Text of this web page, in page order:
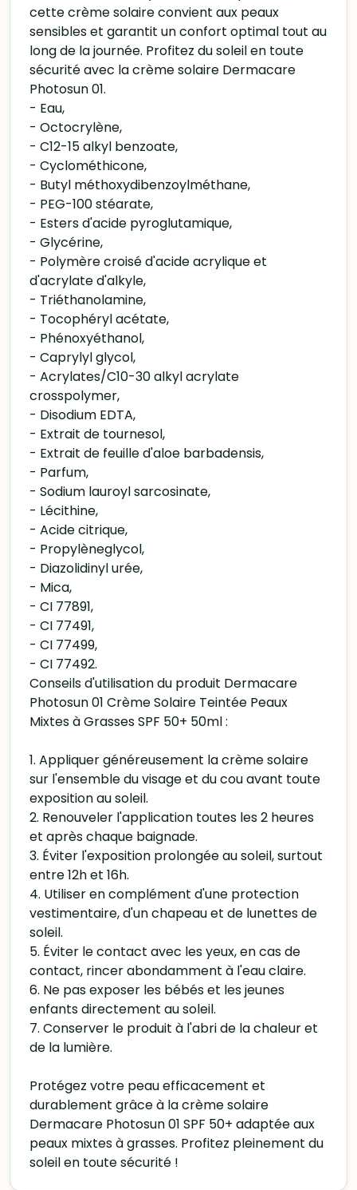
cette crème solaire convient aux peaux
sensibles et garantit un confort optimal tout au
long de la journée. Profitez du soleil en toute
sécurité avec la crème solaire Dermacare
Photosun 01.
- Eau,
- Octocrylène,
- C12-15 alkyl benzoate,
- Cyclométhicone,
- Butyl méthoxydibenzoylméthane,
- PEG-100 stéarate,
- Esters d'acide pyroglutamique,
- Glycérine,
- Polymère croisé d'acide acrylique et
d'acrylate d'alkyle,
- Triéthanolamine,
- Tocophéryl acétate,
- Phénoxyéthanol,
- Caprylyl glycol,
- Acrylates/C10-30 alkyl acrylate
crosspolymer,
- Disodium EDTA,
- Extrait de tournesol,
- Extrait de feuille d'aloe barbadensis,
- Parfum,
- Sodium lauroyl sarcosinate,
- Lécithine,
- Acide citrique,
- Propylèneglycol,
- Diazolidinyl urée,
- Mica,
- CI 77891,
- CI 77491,
- CI 77499,
- CI 77492.
Conseils d'utilisation du produit Dermacare
Photosun 01 Crème Solaire Teintée Peaux
Mixtes à Grasses SPF 50+ 50ml :
1. Appliquer généreusement la crème solaire
sur l'ensemble du visage et du cou avant toute
exposition au soleil.
2. Renouveler l'application toutes les 2 heures
et après chaque baignade.
3. Éviter l'exposition prolongée au soleil, surtout
entre 12h et 16h.
4. Utiliser en complément d'une protection
vestimentaire, d'un chapeau et de lunettes de
soleil.
5. Éviter le contact avec les yeux, en cas de
contact, rincer abondamment à l'eau claire.
6. Ne pas exposer les bébés et les jeunes
enfants directement au soleil.
7. Conserver le produit à l'abri de la chaleur et
de la lumière.
Protégez votre peau efficacement et
durablement grâce à la crème solaire
Dermacare Photosun 01 SPF 50+ adaptée aux
peaux mixtes à grasses. Profitez pleinement du
soleil en toute sécurité !